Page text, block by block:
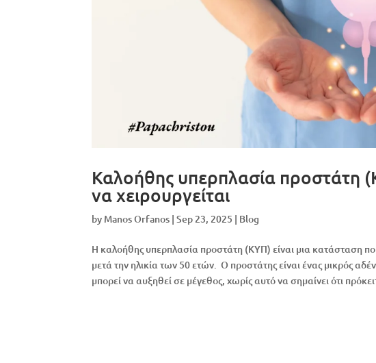
Καλοήθης υπερπλασία προστάτη
να χειρουργείται
by Manos Orfanos |Sep 23, 2025 | Blog
Η καλοήθης υπερπλασία προστάτη (ΚΥΠ) είναι μια κατάσταση
μετά την ηλικία των 50 ετών. Ο προστάτης είναι ένας μικρός
μπορεί να αυξηθεί σε μέγεθος, χωρίς αυτό να σημαίνει ότι